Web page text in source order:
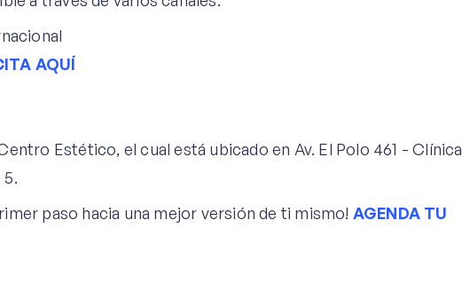
AQUÍ
Estético, el cual está ubicado en Av. El Polo 461 - Clínica
5.
paso hacia una mejor versión de ti mismo! AGENDA TU